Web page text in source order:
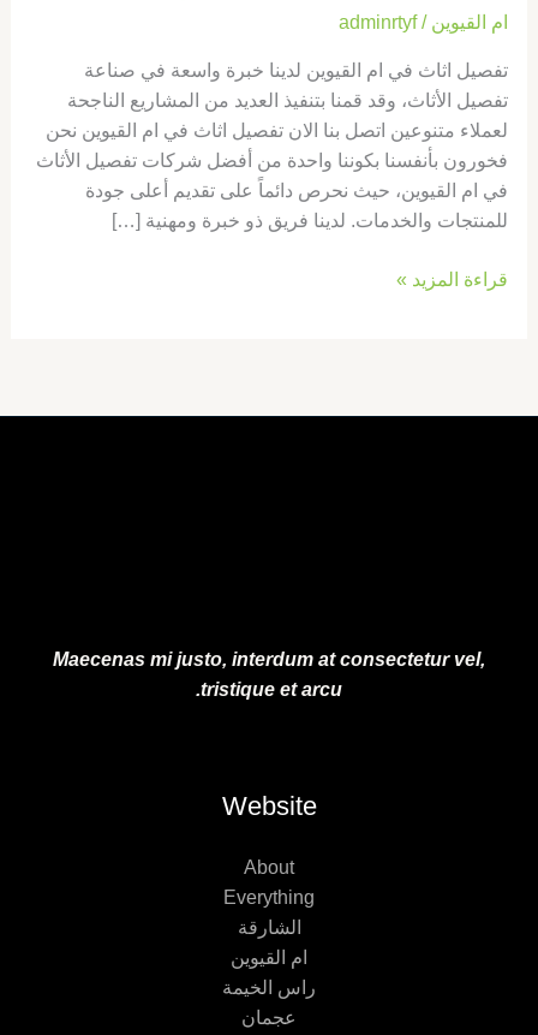
ام القيوين /
adminrtyf
تفصيل اثاث في ام القيوين لدينا خبرة واسعة في صناعة
تفصيل الأثاث، وقد قمنا بتنفيذ العديد من المشاريع الناجحة
لعملاء متنوعين اتصل بنا الان تفصيل اثاث في ام القيوين نحن
فخورون بأنفسنا بكوننا واحدة من أفضل شركات تفصيل الأثاث
في ام القيوين، حيث نحرص دائماً على تقديم أعلى جودة
للمنتجات والخدمات. لدينا فريق ذو خبرة ومهنية […]
قراءة المزيد »
Maecenas mi justo, interdum at consectetur vel,
tristique et arcu.
Website
About
Everything
الشارقة
ام القيوين
راس الخيمة
عجمان